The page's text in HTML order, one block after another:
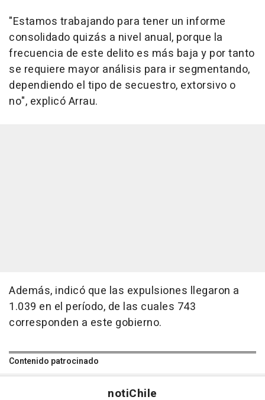
"Estamos trabajando para tener un informe
consolidado quizás a nivel anual, porque la
frecuencia de este delito es más baja y por tanto
se requiere mayor análisis para ir segmentando,
dependiendo el tipo de secuestro, extorsivo o
no", explicó Arrau.
Además, indicó que las expulsiones llegaron a
1.039 en el período, de las cuales 743
corresponden a este gobierno.
Contenido patrocinado
notiChile